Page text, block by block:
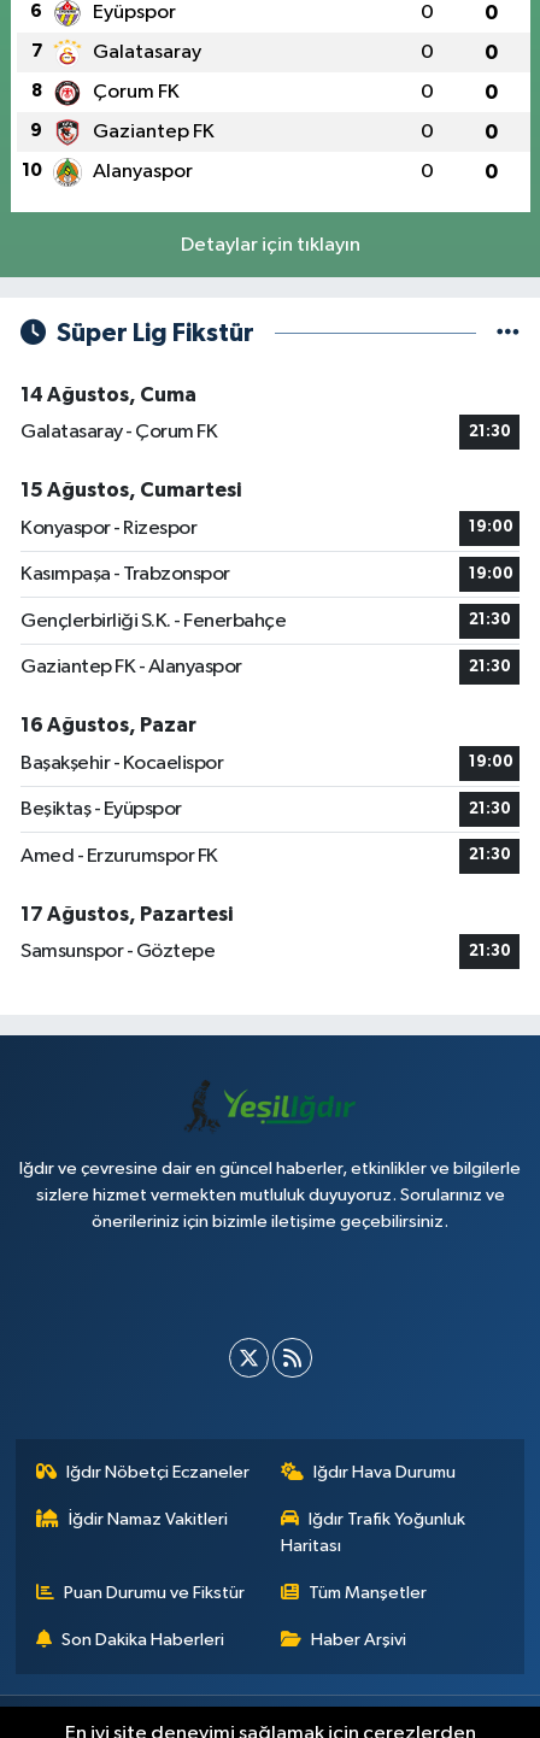
6 Eyüpspor 0 0
7 Galatasaray 0 0
8 Çorum FK 0 0
9 Gaziantep FK 0 0
10 Alanyaspor 0 0
Detaylar için tıklayın
Süper Lig Fikstür
14 Ağustos, Cuma
Galatasaray - Çorum FK
21:30
15 Ağustos, Cumartesi
Konyaspor - Rizespor
19:00
Kasımpaşa - Trabzonspor 19:00
Gençlerbirliği S.K. - Fenerbahçe 21:30
Gaziantep FK - Alanyaspor 21:30
16 Ağustos, Pazar
Başakşehir - Kocaelispor
19:00
Beşiktaş - Eyüpspor 21:30
Amed - Erzurumspor FK 21:30
17 Ağustos, Pazartesi
Samsunspor - Göztepe
21:30
Iğdır ve çevresine dair en güncel haberler, etkinlikler ve bilgilerle
sizlere hizmet vermekten mutluluk duyuyoruz. Sorularınız ve
önerileriniz için bizimle iletişime geçebilirsiniz.
Iğdır Nöbetçi Eczaneler Iğdır Hava Durumu
İğdir Namaz Vakitleri
Iğdır Trafik Yoğunluk
Haritası
Puan Durumu ve Fikstür Tüm Manşetler
Son Dakika Haberleri Haber Arşivi
Künye İletişim Çerez Politikası Gizlilik ilkeleri
En iyi site deneyimi sağlamak için çerezlerden